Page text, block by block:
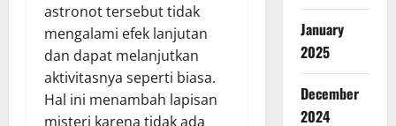
astronot tersebut tidak
mengalami efek lanjutan
dan dapat melanjutkan
aktivitasnya seperti biasa.
Hal ini menambah lapisan
misteri karena tidak ada
January
2025
December
2024